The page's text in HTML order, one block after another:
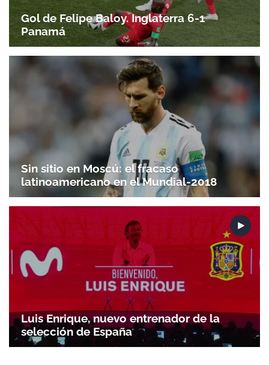
Gol de Felipe Baloy. Inglaterra 6-1
Panamá
Sin sitio en Moscú: el fracaso
latinoamericano en el Mundial-2018
Luis Enrique, nuevo entrenador de la
selección de España